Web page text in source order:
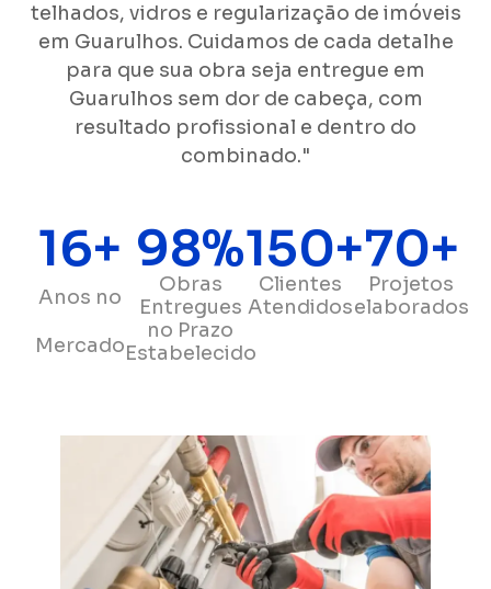
telhados, vidros e regularização de imóveis
em Guarulhos. Cuidamos de cada detalhe
para que sua obra seja entregue em
Guarulhos sem dor de cabeça, com
resultado profissional e dentro do
combinado."
Anos no
Mercado
16+
Obras
Entregues
no Prazo
Estabelecido
98%
Clientes
Atendidos
150+
Projetos
elaborados
70+